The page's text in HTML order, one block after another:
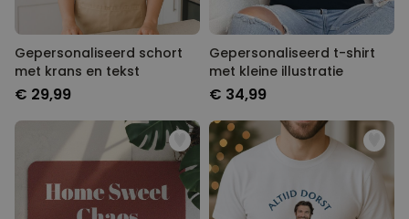
Gepersonaliseerd schort met
krans en tekst
€ 29,99
Gepersonaliseerd t-shirt met
kleine illustratie
€ 34,99